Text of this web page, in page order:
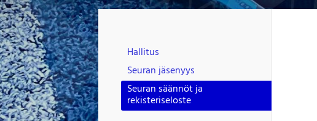
Hallitus
Seuran jäsenyys
Seuran säännöt ja
rekisteriseloste